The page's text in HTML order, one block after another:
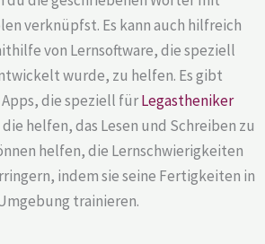
verknüpfst. Es kann auch hilfreich
von Lernsoftware, die speziell
wurde, zu helfen. Es gibt
die speziell fürLegastheniker
helfen, das Lesen und Schreiben zu
helfen, die Lernschwierigkeiten
indem sie seine Fertigkeiten in
trainieren.